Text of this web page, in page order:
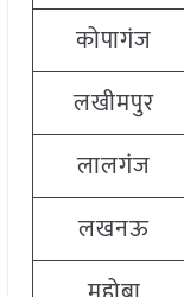
कोपागंज
लखीमपुर
लालगंज
लखनऊ